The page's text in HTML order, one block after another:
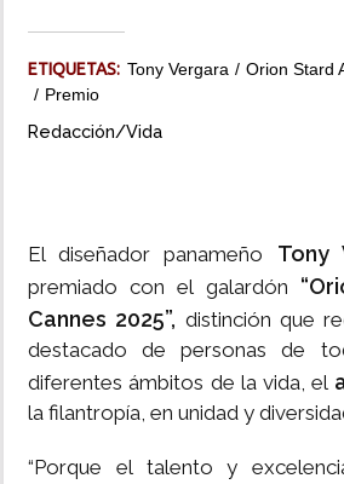
ETIQUETAS: Tony Vergara
Orion Stard
Premio
Redacción/Vida
El diseñador panameño Tony
premiado con el galardón
Cannes 2025”, distinción que
destacado de personas de
diferentes ámbitos de la vida, el
la filantropía, en unidad y
“Porque el talento y